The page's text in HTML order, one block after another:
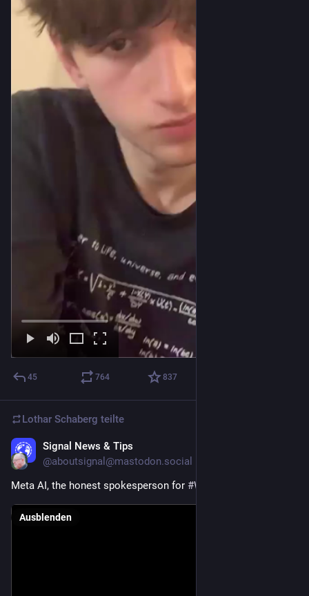
45 764 837
Lothar Schaberg teilte
Signal News & Tips
@aboutsignal@mastodon.social
Meta AI, the honest spokesperson for #WhatsApp
Ausblenden